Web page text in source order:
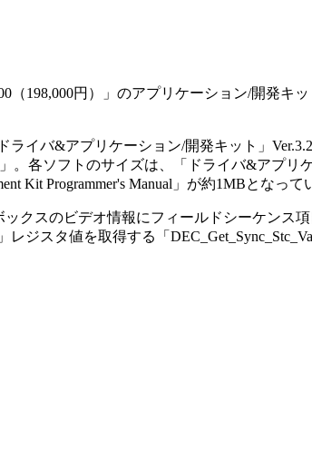
（198,000円）」のアプリケーション/開発キ
イバ&アプリケーション/開発キット」
。各ソフトのサイズは、「ドライバ&アプリ
Kit Programmer's Manual」が約1MBとなって
クスのビデオ情報にフィールドシーケンス
ジスタ値を取得する「